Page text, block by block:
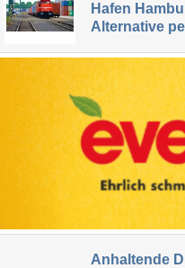
Hafen
Alternative
Anhaltende